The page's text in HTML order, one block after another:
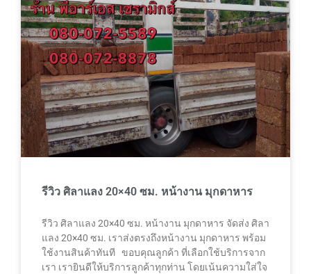
รีวิว ศิลาแลง 20×40 ซม. หน้างาน มุกดาหาร
รีวิว ศิลาแลง 20×40 ซม. หน้างาน มุกดาหาร จัดส่ง ศิลา
แลง 20×40 ซม. เราส่งตรงถึงหน้างาน มุกดาหาร พร้อม
ใช้งานสินค้าทันที ขอบคุณลูกค้า ที่เลือกใช้บริการจาก
เรา เรายินดีให้บริการลูกค้าทุกท่าน โดยเน้นความใส่ใจ